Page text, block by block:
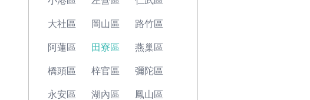
大社區 岡山區 路竹區
阿蓮區 田寮區 燕巢區
橋頭區 梓官區 彌陀區
永安區 湖內區 鳳山區